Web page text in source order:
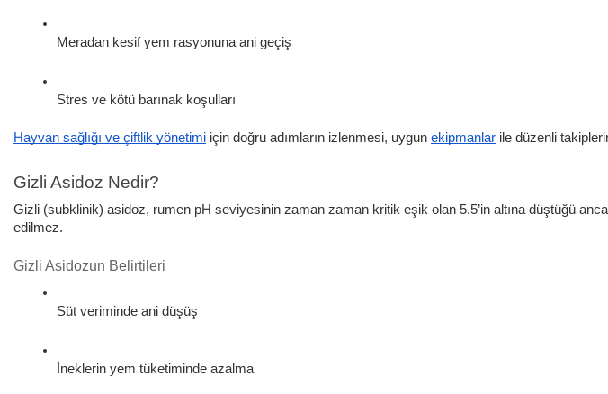
Meradan kesif yem rasyonuna ani geçiş
Stres ve kötü barınak koşulları
Hayvan sağlığı ve çiftlik yönetimi için doğru adımların izlenmesi, uygun ekipmanlar ile düzenli
Gizli Asidoz Nedir?
Gizli (subklinik) asidoz, rumen pH seviyesinin zaman zaman kritik eşik olan 5.5’in altına düştüğü
edilmez.
Gizli Asidozun Belirtileri
Süt veriminde ani düşüş
İneklerin yem tüketiminde azalma